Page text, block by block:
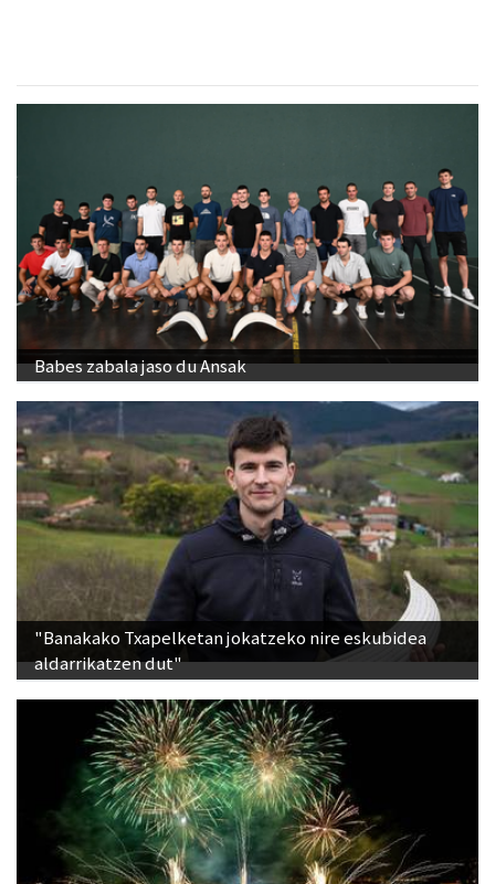
Babes zabala jaso du Ansak
"Banakako Txapelketan jokatzeko nire eskubidea
aldarrikatzen dut"